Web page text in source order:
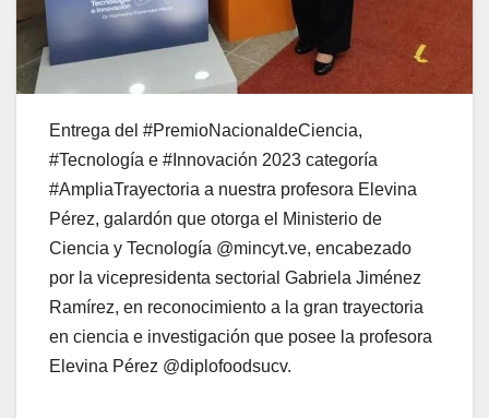
Entrega del #PremioNacionaldeCiencia,
#Tecnología e #Innovación 2023 categoría
#AmpliaTrayectoria a nuestra profesora Elevina
Pérez, galardón que otorga el Ministerio de
Ciencia y Tecnología @mincyt.ve, encabezado
por la vicepresidenta sectorial Gabriela Jiménez
Ramírez, en reconocimiento a la gran trayectoria
en ciencia e investigación que posee la profesora
Elevina Pérez @diplofoodsucv.